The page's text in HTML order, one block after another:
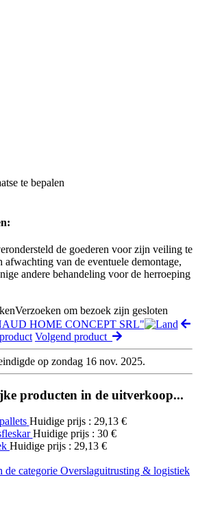
te bepalen
de goederen voor zijn veiling te
afwachting van de eventuele demontage,
andere behandeling voor de herroeping
Verzoeken om bezoek zijn gesloten
HOME CONCEPT SRL"
Volgend product
op zondag 16 nov. 2025.
producten in de uitverkoop...
Huidige prijs : 29,13 €
Huidige prijs : 30 €
Huidige prijs : 29,13 €
categorie Overslaguitrusting & logistiek